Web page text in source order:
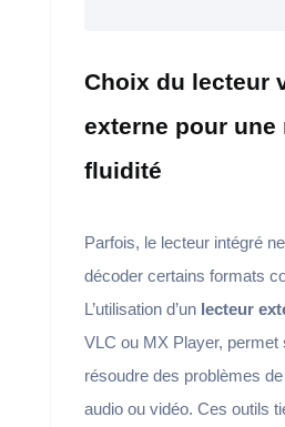
Choix du lecteur
externe pour une
fluidité
Parfois, le lecteur intégré
décoder certains formats
L’utilisation d’un lecteur
VLC ou MX Player, permet
résoudre des problèmes
audio ou vidéo. Ces outils